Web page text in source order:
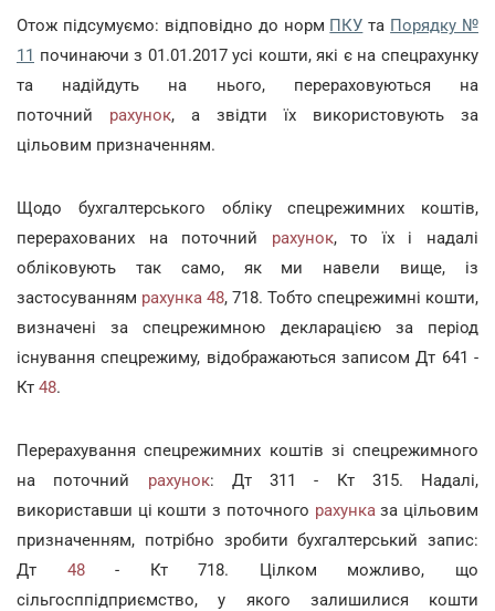
Отож підсумуємо: відповідно до норм ПКУ та Порядку №
11 починаючи з 01.01.2017 усі кошти, які є на спецрахунку
та надійдуть на нього, перераховуються на
поточний рахунок, а звідти їх використовують за
цільовим призначенням.
Щодо бухгалтерського обліку спецрежимних коштів,
перерахованих на поточний рахунок, то їх і надалі
обліковують так само, як ми навели вище, із
застосуванням рахунка 48, 718. Тобто спецрежимні кошти,
визначені за спецрежимною декларацією за період
існування спецрежиму, відображаються записом Дт 641 -
Кт 48.
Перерахування спецрежимних коштів зі спецрежимного
на поточний рахунок: Дт 311 - Кт 315. Надалі,
використавши ці кошти з поточного рахунказа цільовим
призначенням, потрібно зробити бухгалтерський запис:
Дт 48- Кт 718. Цілком можливо, що
сільгосппідприємство, у якого залишилися кошти